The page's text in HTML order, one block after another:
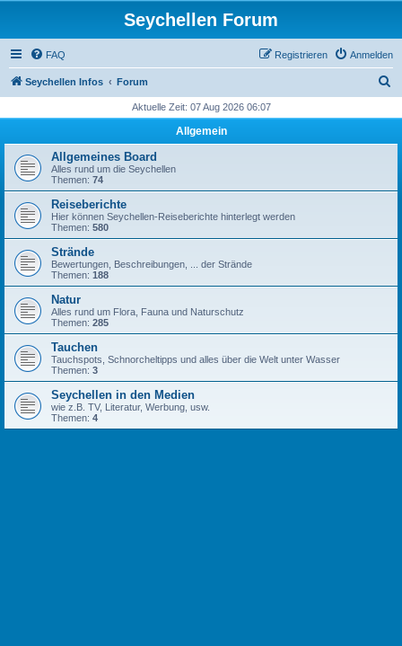
Seychellen Forum
FAQ Anmelden
Registrieren
Seychellen Infos Forum
h
Aktuelle Zeit: 07 Aug 2026 06:07
Allgemein
Allgemeines Board
Alles rund um die Seychellen
Themen: 74
Reiseberichte
Hier können Seychellen-Reiseberichte hinterlegt werden
Themen: 580
Strände
Bewertungen, Beschreibungen, ... der Strände
Themen: 188
Natur
Alles rund um Flora, Fauna und Naturschutz
Themen: 285
Tauchen
Tauchspots, Schnorcheltipps und alles über die Welt unter Wasser
Themen: 3
Seychellen in den Medien
wie z.B. TV, Literatur, Werbung, usw.
Themen: 4